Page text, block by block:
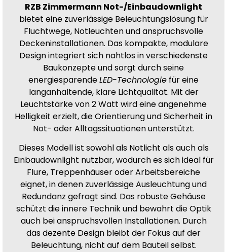
RZB Zimmermann Not-/Einbaudownlight
bietet eine zuverlässige Beleuchtungslösung für
Fluchtwege, Notleuchten und anspruchsvolle
Deckeninstallationen. Das kompakte, modulare
Design integriert sich nahtlos in verschiedenste
Baukonzepte und sorgt durch seine
energiesparendeLED-Technologie für eine
langanhaltende, klare Lichtqualität. Mit der
Leuchtstärke von 2 Watt wird eine angenehme
Helligkeit erzielt, die Orientierung und Sicherheit in
Not- oder Alltagssituationen unterstützt.
Dieses Modell ist sowohl als Notlicht als auch als
Einbaudownlight nutzbar, wodurch es sich ideal für
Flure, Treppenhäuser oder Arbeitsbereiche
eignet, in denen zuverlässige Ausleuchtung und
Redundanz gefragt sind. Das robuste Gehäuse
schützt die innere Technik und bewahrt die Optik
auch bei anspruchsvollen Installationen. Durch
das dezente Design bleibt der Fokus auf der
Beleuchtung, nicht auf dem Bauteil selbst.